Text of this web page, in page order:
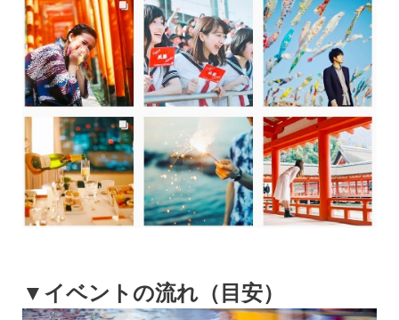
▼イベントの流れ（目安）